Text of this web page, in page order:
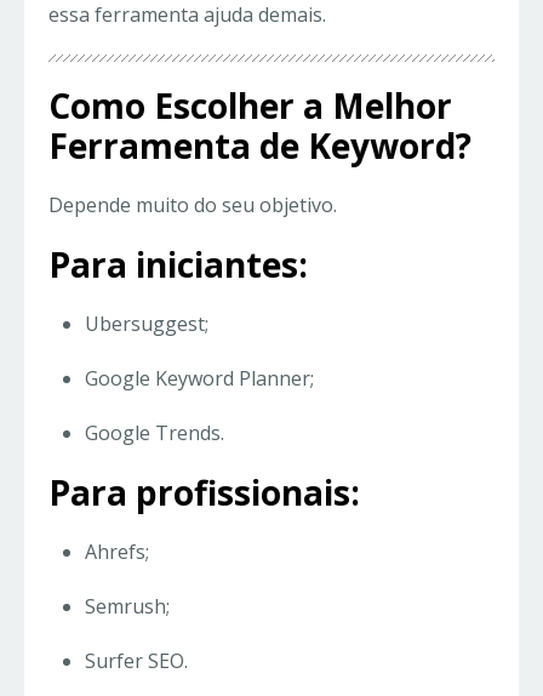
essa ferramenta ajuda demais.
Como Escolher a Melhor
Ferramenta de Keyword?
Depende muito do seu objetivo.
Para iniciantes:
Ubersuggest;
Google Keyword Planner;
Google Trends.
Para profissionais:
Ahrefs;
Semrush;
Surfer SEO.